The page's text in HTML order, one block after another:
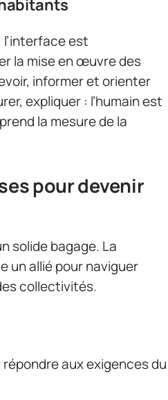
est
la mise en œuvre des
informer et orienter
expliquer : l’humain est
la mesure de la
pour devenir
solide bagage. La
un allié pour naviguer
collectivités.
aux exigences du